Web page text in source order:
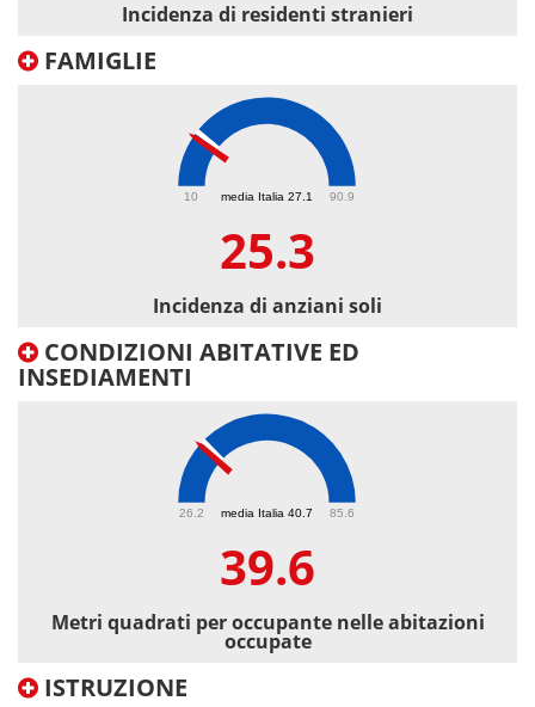
Incidenza di residenti stranieri
FAMIGLIE
media Italia 27.1
10 90.9
25.3
Incidenza di anziani soli
CONDIZIONI ABITATIVE ED
INSEDIAMENTI
media Italia 40.7
26.2 85.6
39.6
Metri quadrati per occupante nelle abitazioni
occupate
ISTRUZIONE